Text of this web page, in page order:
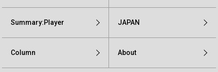
Summary:Player JAPAN
Column About